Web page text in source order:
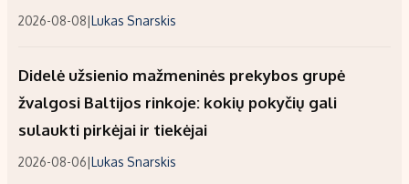
2026-08-08|Lukas Snarskis
Didelė užsienio mažmeninės prekybos grupė
žvalgosi Baltijos rinkoje: kokių pokyčių gali
sulaukti pirkėjai ir tiekėjai
2026-08-06|Lukas Snarskis